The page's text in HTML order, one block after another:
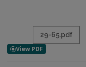
29-65.pdf